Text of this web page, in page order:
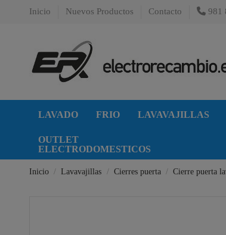
Inicio Nuevos Productos Contacto 981
LAVADO FRIO LAVAVAJILLAS
OUTLET
ELECTRODOMESTICOS
Inicio Lavavajillas Cierres puerta Cierre puerta